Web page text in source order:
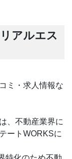
アルエス
ミ・求人情報な
、不動産業界に
ートWORKSに